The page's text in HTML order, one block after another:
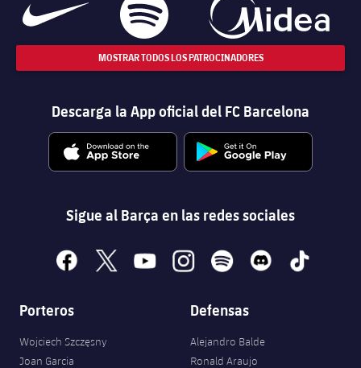
MOSTRAR TODOS LOS PATROCINADORES
Descarga la App oficial del FC Barcelona
Sigue al Barça en las redes sociales
facebook
x youtubeinstagramspotify discord tiktok
Porteros
Wojciech Szczęsny
Joan Garcia
Defensas
Alejandro Balde
Ronald Araujo